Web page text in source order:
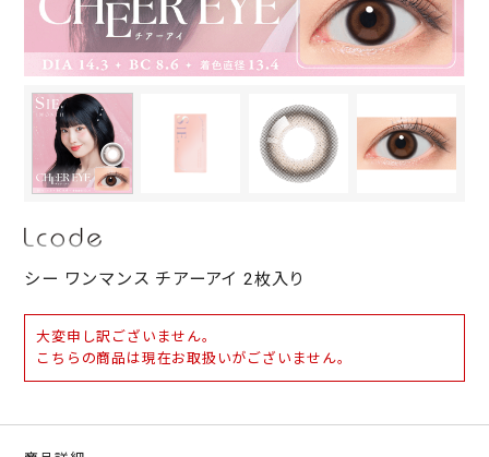
シー ワンマンス チアーアイ 2枚入り
大変申し訳ございません。
こちらの商品は現在お取扱いがございません。